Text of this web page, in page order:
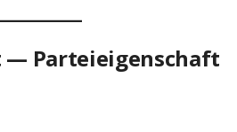
— Parteieigenschaft